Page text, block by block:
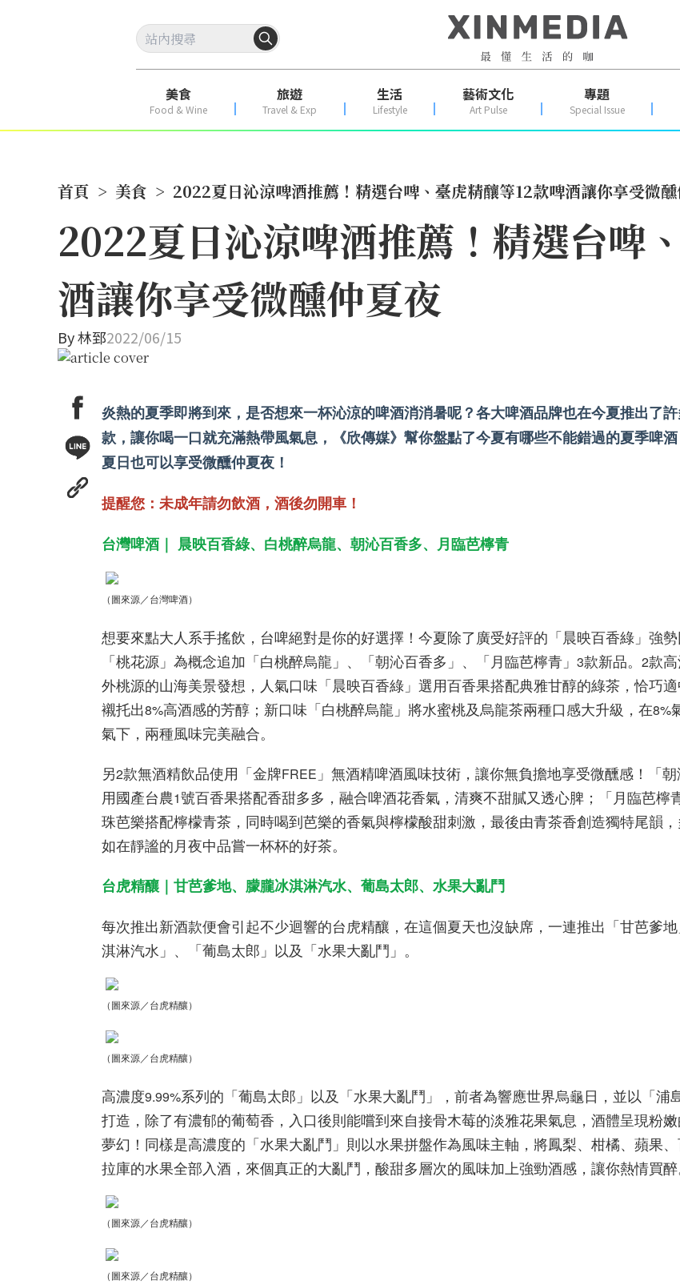
美食
Food & Wine
旅遊
Travel & Exp
生活
Lifestyle
藝術文化
Art Pulse
專題
Special Issue
首頁 > 美食 > 2022夏日沁涼啤酒推薦！精選台啤、臺虎精釀等12款啤酒讓你享受微
2022夏日沁涼啤酒推薦！精選台啤
酒讓你享受微醺仲夏夜
By林郅2022/06/15
炎熱的夏季即將到來，是否想來一杯沁涼的啤酒消消暑呢？各大啤酒品牌也在今夏推出了
款，讓你喝一口就充滿熱帶風氣息，《欣傳媒》幫你盤點了今夏有哪些不能錯過的夏季啤
夏日也可以享受微醺仲夏夜！
提醒您：未成年請勿飲酒，酒後勿開車！
台灣啤酒｜ 晨映百香綠、白桃醉烏龍、朝沁百香多、月臨芭檸青
（圖來源／台灣啤酒）
想要來點大人系手搖飲，台啤絕對是你的好選擇！今夏除了廣受好評的「晨映百香綠」強
「桃花源」為概念追加「白桃醉烏龍」、「朝沁百香多」、「月臨芭檸青」 3款新品。 2款
外桃源的山海美景發想，人氣口味「晨映百香綠」選用百香果搭配典雅甘醇的綠茶，恰巧
襯托出8%高酒感的芳醇；新口味「白桃醉烏龍」將水蜜桃及烏龍茶兩種口感大升級，在8%
氣下，兩種風味完美融合。
另2款無酒精飲品使用「金牌FREE 」無酒精啤酒風味技術，讓你無負擔地享受微醺感！「
用國產台農1號百香果搭配香甜多多，融合啤酒花香氣，清爽不甜膩又透心脾；「月臨芭檸
珠芭樂搭配檸檬青茶，同時喝到芭樂的香氣與檸檬酸甜刺激，最後由青茶香創造獨特尾韻
如在靜謐的月夜中品嘗一杯杯的好茶。
台虎精釀｜甘芭爹地、朦朧冰淇淋汽水、葡島太郎、水果大亂鬥
每次推出新酒款便會引起不少迴響的台虎精釀，在這個夏天也沒缺席，一連推出「甘芭爹
淇淋汽水」、「葡島太郎」以及「水果大亂鬥」。
（圖來源／台虎精釀）
（圖來源／台虎精釀）
高濃度9.99%系列的「葡島太郎」以及「水果大亂鬥」，前者為響應世界烏龜日，並以「浦
打造，除了有濃郁的葡萄香，入口後則能嚐到來自接骨木莓的淡雅花果氣息，酒體呈現粉
夢幻！同樣是高濃度的「水果大亂鬥」則以水果拼盤作為風味主軸，將鳳梨、柑橘、蘋果
拉庫的水果全部入酒，來個真正的大亂鬥，酸甜多層次的風味加上強勁酒感，讓你熱情買醉
（圖來源／台虎精釀）
（圖來源／台虎精釀）